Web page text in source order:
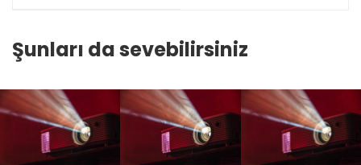
Şunları da sevebilirsiniz